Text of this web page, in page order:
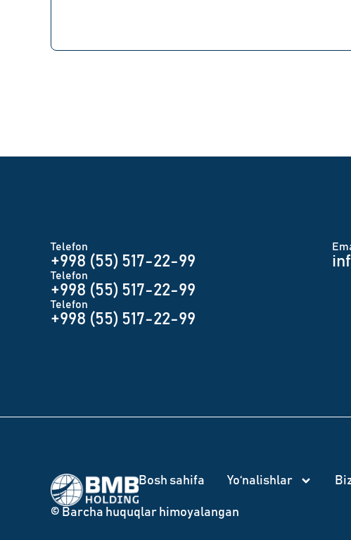
Telefon
+998 (55) 517-22-99
Telefon
+998 (55) 517-22-99
Telefon
+998 (55) 517-22-99
Bosh sahifa Yo‘nalishlar
© Barcha huquqlar himoyalangan